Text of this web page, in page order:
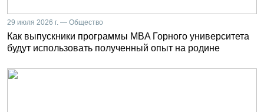
29 июля 2026 г. — Общество
Как выпускники программы MBA Горного университета
будут использовать полученный опыт на родине